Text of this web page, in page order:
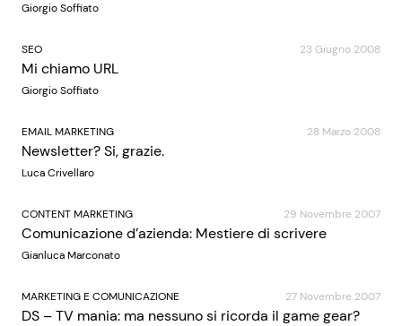
Giorgio Soffiato
SEO 23 Giugno 2008
Mi chiamo URL
Giorgio Soffiato
EMAIL MARKETING 28 Marzo 2008
Newsletter? Si, grazie.
Luca Crivellaro
CONTENT MARKETING 29 Novembre 2007
Comunicazione d’azienda: Mestiere di scrivere
Gianluca Marconato
MARKETING E COMUNICAZIONE 27 Novembre 2007
DS – TV mania: ma nessuno si ricorda il game gear?